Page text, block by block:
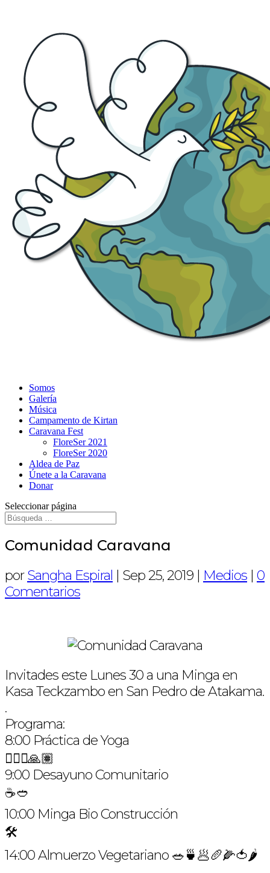
Somos
Galería
Música
Campamento de Kirtan
Caravana Fest
FloreSer 2021
FloreSer 2020
Aldea de Paz
Únete a la Caravana
Donar
Seleccionar página
Comunidad Caravana
porSangha Espiral | Sep 25, 2019 | Medios | 0
Comentarios
Invitades este Lunes 30 a una Minga en
Kasa Teckzambo en San Pedro de Atakama.
.
Programa:
8:00 Práctica de Yoga
🧘🏻‍♀️🙏🏽
9:00 Desayuno Comunitario
☕️🥙
10:00 Minga Bio Construcción
🛠
14:00 Almuerzo Vegetariano 🥗🍵🥟🥖🌽🍅🌶